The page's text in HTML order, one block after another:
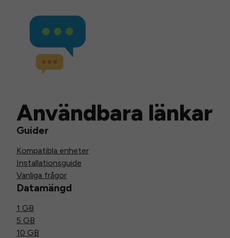
Användbara länkar
Guider
Kompatibla enheter
Installationsguide
Vanliga frågor
Datamängd
1 GB
5 GB
10 GB